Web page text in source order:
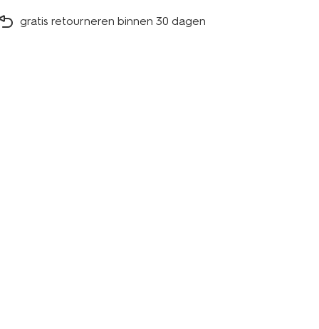
gratis retourneren binnen 30 dagen